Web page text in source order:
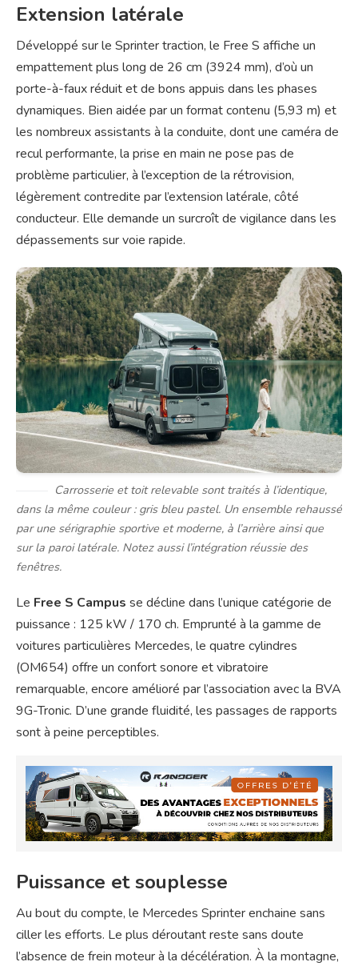
Extension latérale
Développé sur le Sprinter traction, le Free S affiche un
empattement plus long de 26 cm (3924 mm), d’où un
porte-à-faux réduit et de bons appuis dans les phases
dynamiques. Bien aidée par un format contenu (5,93 m) et
les nombreux assistants à la conduite, dont une caméra de
recul performante, la prise en main ne pose pas de
problème particulier, à l’exception de la rétrovision,
légèrement contredite par l’extension latérale, côté
conducteur. Elle demande un surcroît de vigilance dans les
dépassements sur voie rapide.
Carrosserie et toit relevable sont traités à l’identique,
dans la même couleur : gris bleu pastel. Un ensemble rehaussé
par une sérigraphie sportive et moderne, à l’arrière ainsi que
sur la paroi latérale. Notez aussi l’intégration réussie des
fenêtres.
Le Free S Campus se décline dans l’unique catégorie de
puissance : 125 kW / 170 ch. Emprunté à la gamme de
voitures particulières Mercedes, le quatre cylindres
(OM654) offre un confort sonore et vibratoire
remarquable, encore amélioré par l’association avec la BVA
9G-Tronic. D’une grande fluidité, les passages de rapports
sont à peine perceptibles.
Puissance et souplesse
Au bout du compte, le Mercedes Sprinter enchaine sans
ciller les efforts. Le plus déroutant reste sans doute
l’absence de frein moteur à la décélération. À la montagne,